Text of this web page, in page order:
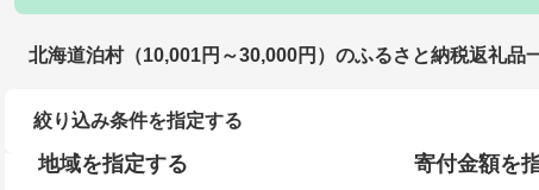
北海道泊村（10,001円～30,000円）のふるさと納税返礼品
絞り込み条件を指定する
地域を指定する 寄付金額を